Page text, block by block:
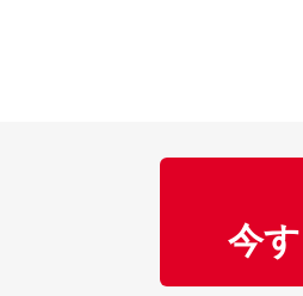
今